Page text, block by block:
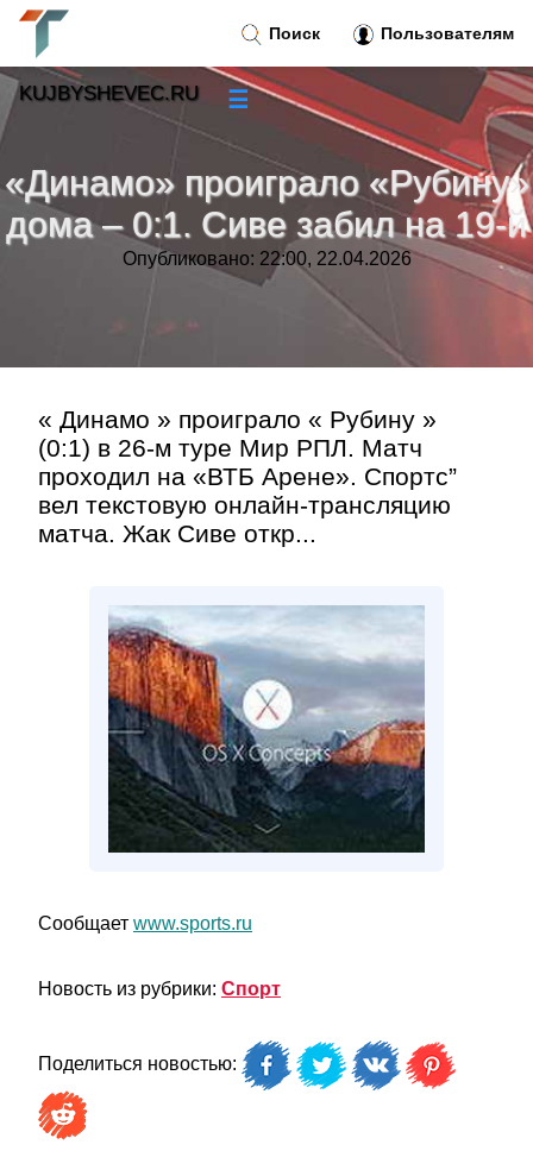
«Динамо» проиграло «Рубину»
дома – 0:1. Сиве забил на 19-й
Опубликовано: 22:00, 22.04.2026
« Динамо » проиграло « Рубину »
(0:1) в 26-м туре Мир РПЛ. Матч
проходил на «ВТБ Арене». Спортс”
вел текстовую онлайн-трансляцию
матча. Жак Сиве откр...
Сообщает www.sports.ru
Новость из рубрики: Спорт
Поделиться новостью:
Поиск Пользователям
KUJBYSHEVEC.RU ☰
»
Тренды новостей»
»
Контакт»